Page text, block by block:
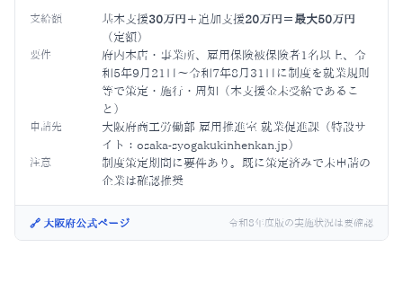
支給額 基本支援30万円 ＋追加支援20万円 ＝ 最大50万円
（定額）
要件
府内本店・事業所、雇用保険被保険者1名以上、令
和5年9月21日〜令和7年8月31日に制度を就業規則
等で策定・施行・周知（本支援金未受給であるこ
と）
申請先
大阪府商工労働部 雇用推進室 就業促進課（特設サ
イト：osaka-syogakukinhenkan.jp）
注意
制度策定期間に要件あり。既に策定済みで未申請の
企業は確認推奨
🔗 大阪府公式ページ 令和8年度版の実施状況は要確認